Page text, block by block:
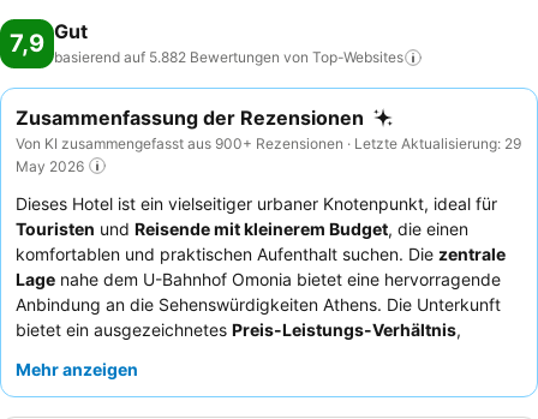
7,9 Gut
basierend auf 5.882 Bewertungen von Top-Websites
Zusammenfassung der Rezensionen
Von KI zusammengefasst aus 900+ Rezensionen · Letzte Aktualisierung: 29
May 2026
Dieses Hotel ist ein vielseitiger urbaner Knotenpunkt, ideal für
Touristen und Reisende mit kleinerem Budget, die einen
komfortablen und praktischen Aufenthalt suchen. Die zentrale
Lage nahe dem U-Bahnhof Omonia bietet eine hervorragende
Anbindung an die Sehenswürdigkeiten Athens. Die Unterkunft
bietet ein ausgezeichnetes Preis-Leistungs-Verhältnis,
effektive Klimaanlage. Die Gäste loben stets das
Mehr anzeigen